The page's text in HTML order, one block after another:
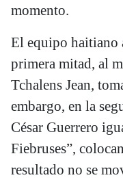
momento.
El equipo haitiano
primera mitad, al
Tchalens Jean,
embargo, en la
César Guerrero
Fiebruses”,
resultado no se